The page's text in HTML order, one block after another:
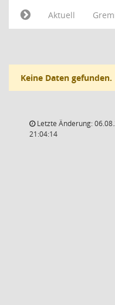
Aktuell
Keine Daten gefunden.
Letzte Änderung:
21:04:14